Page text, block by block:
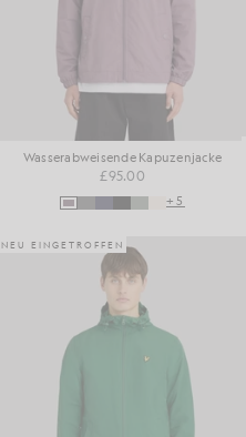
Wasserabweisende Kapuzenjacke
£95.00
+5
NEU EINGETROFFEN